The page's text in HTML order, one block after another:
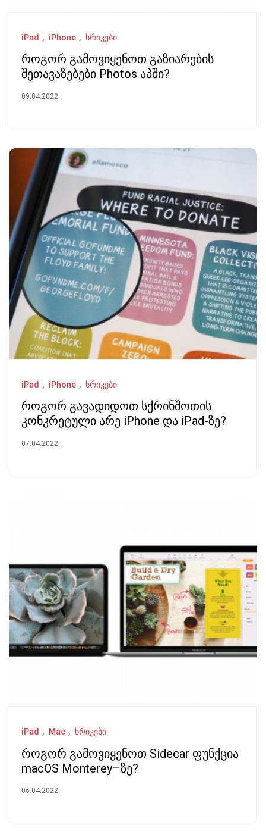
iPad iPhone ხრიკები
როგორ გამოვიყენოთ გაზიარების
შეთავაზებები Photos აპში?
09.04.2022
iPad iPhone ხრიკები
როგორ გავადიდოთ სქრინშოთის
კონკრეტული არე iPhone და iPad-ზე?
07.04.2022
iPad Mac ხრიკები
როგორ გამოვიყენოთ Sidecar ფუნქცია
macOS Monterey–ზე?
06.04.2022